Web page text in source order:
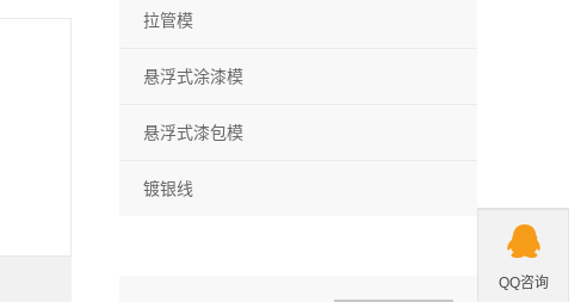
拉管模
悬浮式涂漆模
悬浮式漆包模
镀银线

QQ咨询